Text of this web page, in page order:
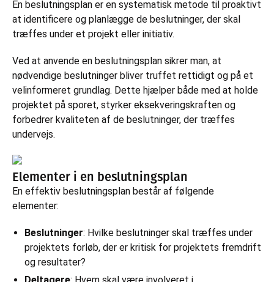
En beslutningsplan er en systematisk metode til proaktivt
at identificere og planlægge de beslutninger, der skal
træffes under et projekt eller initiativ.
Ved at anvende en beslutningsplan sikrer man, at
nødvendige beslutninger bliver truffet rettidigt og på et
velinformeret grundlag. Dette hjælper både med at holde
projektet på sporet, styrker eksekveringskraften og
forbedrer kvaliteten af de beslutninger, der træffes
undervejs.
Elementer i en beslutningsplan
En effektiv beslutningsplan består af følgende
elementer:
Beslutninger: Hvilke beslutninger skal træffes under
projektets forløb, der er kritisk for projektets fremdrift
og resultater?